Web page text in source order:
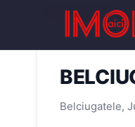
← Înapoi la oferte
Belciugatele,